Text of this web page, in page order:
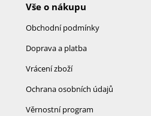
Vše o nákupu
Obchodní podmínky
Doprava a platba
Vrácení zboží
Ochrana osobních údajů
Věrnostní program